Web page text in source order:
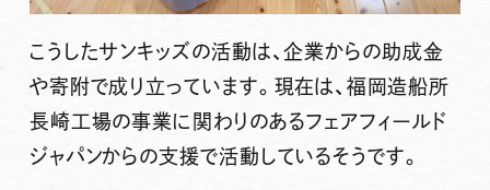
こうしたサンキッズの活動は、企業からの 助成金
や寄附で成り立っています。現在は、福岡造船所
長崎工場の事業に関わりのあるフェアフィールド
ジャパンからの支援で活動しているそうです。